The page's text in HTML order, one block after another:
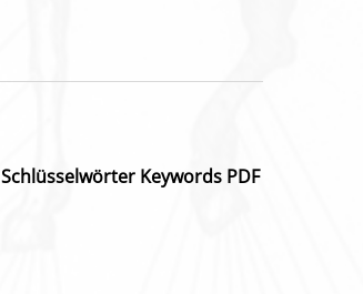
Schlüsselwörter Keywords PDF